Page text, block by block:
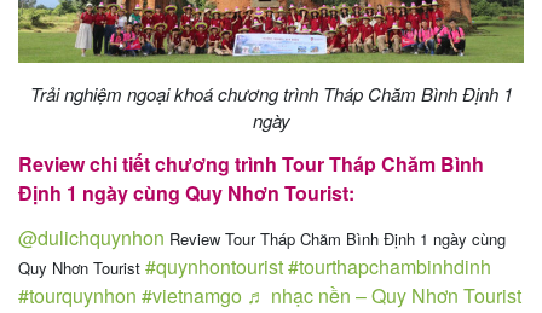
Trải nghiệm ngoại khoá chương trình Tháp Chăm Bình Định 1
ngày
Review chi tiết chương trình Tour Tháp Chăm Bình
Định 1 ngày cùng Quy Nhơn Tourist:
@dulichquynhon Review Tour Tháp Chăm Bình Định 1 ngày cùng
Quy Nhơn Tourist #quynhontourist#tourthapchambinhdinh
#tourquynhon #vietnamgo ♬ nhạc nền – Quy Nhơn Tourist